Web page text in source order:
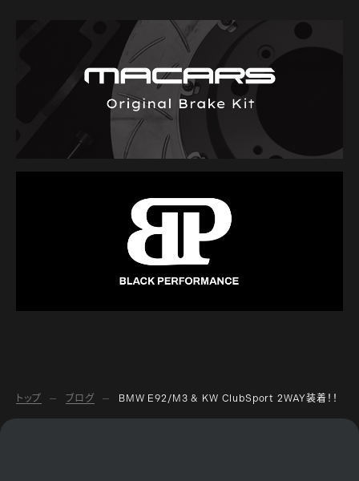
トップ ブログ BMW E92/M3 & KW ClubSport 2WAY装着！！